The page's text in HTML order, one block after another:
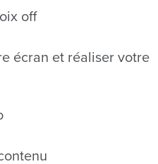
off
écran et réaliser votre